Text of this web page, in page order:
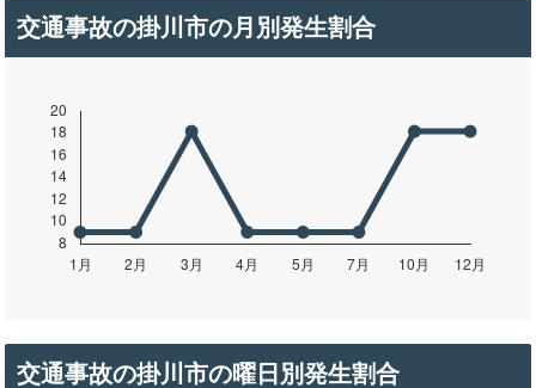
交通事故の掛川市の月別発生割合
交通事故の掛川市の曜日別発生割合